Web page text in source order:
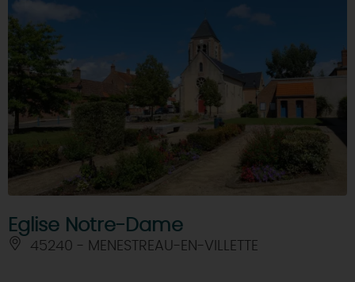
Eglise Notre-Dame
45240 - MENESTREAU-EN-VILLETTE